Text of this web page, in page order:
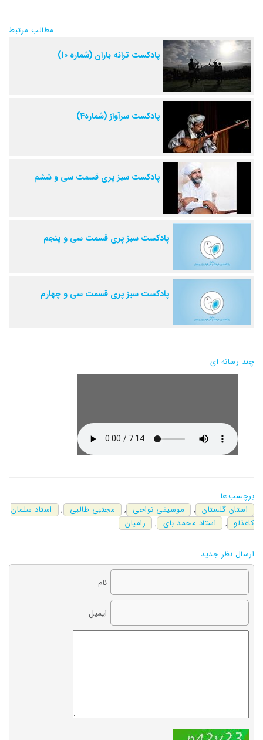
مطالب مرتبط
پادکست ترانه باران (شماره 10)
پادکست سرآواز (شماره4)
پادکست سبز پری قسمت سی و ششم
پادکست سبز پری قسمت سی و پنجم
پادکست سبز پری قسمت سی و چهارم
چند رسانه ای
برچسب‌ها
استان گلستان , موسیقی نواحی , مجتبی طالبی ,
استاد سلمان
کاغذلو
, استاد محمد بای , رامیان
ارسال نظر جدید
نام
ایمیل